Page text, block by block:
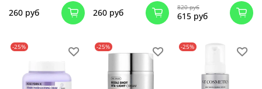
260 руб 260 руб 820 руб
615 руб
-25% -25% -25%